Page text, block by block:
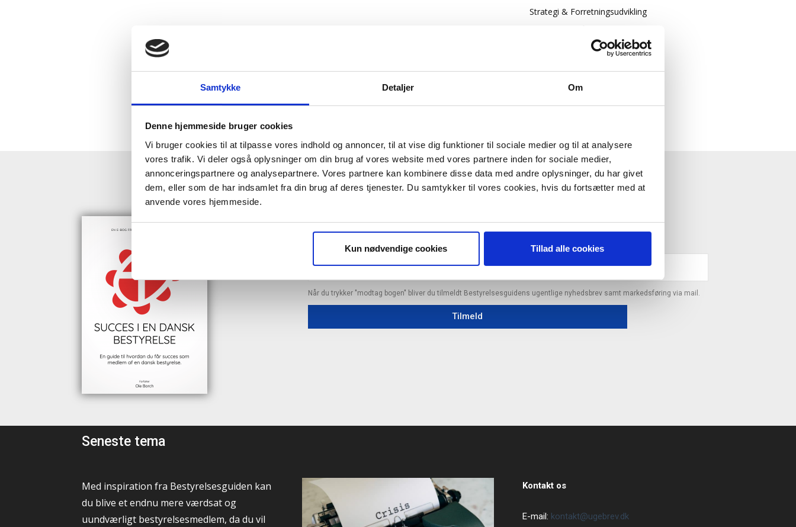
Samtykke Detaljer Om
Denne hjemmeside bruger cookies
Vi bruger cookies til at tilpasse vores indhold og annoncer, til at vise dig funktioner til sociale medier og til at analysere
vores trafik. Vi deler også oplysninger om din brug af vores website med vores partnere inden for sociale medier,
annonceringspartnere og analysepartnere. Vores partnere kan kombinere disse data med andre oplysninger, du har givet
dem, eller som de har indsamlet fra din brug af deres tjenester. Du samtykker til vores cookies, hvis du fortsætter med at
anvende vores hjemmeside.
Kun nødvendige cookies Tillad alle cookies
Strategi & Forretningsudvikling
HENT GRATIS E-BOG "SUCCES I EN DANSK BESTYRELSE"
Når du trykker "modtag bogen" bliver du tilmeldt Bestyrelsesguidens ugentlige nyhedsbrev samt markedsføring via mail.
Tilmeld
Seneste tema
Med inspiration fra Bestyrelsesguiden kan
du blive et endnu mere værdsat og
uundværligt bestyrelsesmedlem, da du vil
Kontakt os
E-mail: kontakt@ugebrev.dk